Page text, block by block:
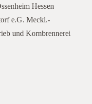
Hessen
e.G. Meckl.-
und Kornbrennerei